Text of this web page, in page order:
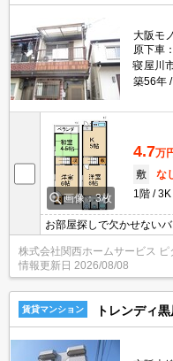
大阪モ
原下車
寝屋川
築56年
画像：3枚
4.7万
敷
な
1階
3K
お部屋探しで欠かせない
株式会社関西ホームサービス ピ
情報更新日 2026/08/08
賃貸マンション トレンディ